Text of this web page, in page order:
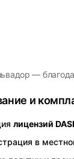
—
и
лицензий
в